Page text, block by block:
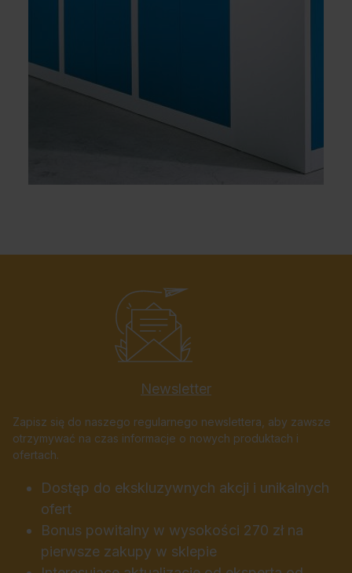
Newsletter
Zapisz się do naszego regularnego newslettera, aby zawsze
otrzymywać na czas informacje o nowych produktach i
ofertach.
Dostęp do ekskluzywnych akcji i unikalnych
ofert
Bonus powitalny w wysokości 270 zł na
pierwsze zakupy w sklepie